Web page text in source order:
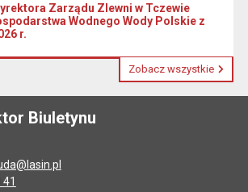
Zarządu Zlewni w Tczewie
Wodnego Wody Polskie z
r.
Zobacz wszystkie
Biuletynu